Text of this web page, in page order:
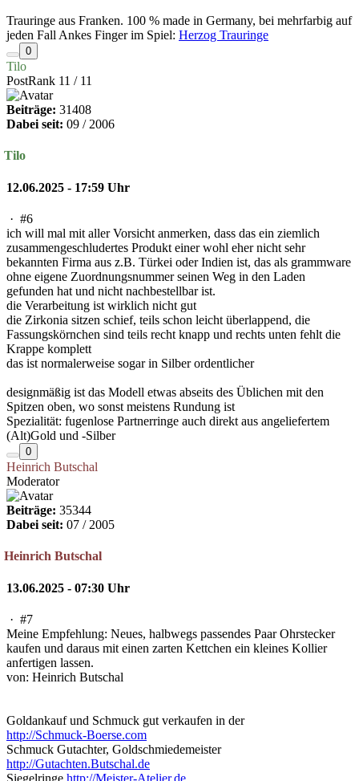
Trauringe aus Franken. 100 % made in Germany, bei mehrfarbig auf
jeden Fall Ankes Finger im Spiel: Herzog Trauringe
0
Tilo
PostRank 11 / 11
Beiträge: 31408
Dabei seit: 09 / 2006
Tilo
12.06.2025 - 17:59 Uhr
· #6
ich will mal mit aller Vorsicht anmerken, dass das ein ziemlich
zusammengeschludertes Produkt einer wohl eher nicht sehr
bekannten Firma aus z.B. Türkei oder Indien ist, das als grammware
ohne eigene Zuordnungsnummer seinen Weg in den Laden
gefunden hat und nicht nachbestellbar ist.
die Verarbeitung ist wirklich nicht gut
die Zirkonia sitzen schief, teils schon leicht überlappend, die
Fassungskörnchen sind teils recht knapp und rechts unten fehlt die
Krappe komplett
das ist normalerweise sogar in Silber ordentlicher
designmäßig ist das Modell etwas abseits des Üblichen mit den
Spitzen oben, wo sonst meistens Rundung ist
Spezialität: fugenlose Partnerringe auch direkt aus angeliefertem
(Alt)Gold und -Silber
0
Heinrich Butschal
Moderator
Beiträge: 35344
Dabei seit: 07 / 2005
Heinrich Butschal
13.06.2025 - 07:30 Uhr
· #7
Meine Empfehlung: Neues, halbwegs passendes Paar Ohrstecker
kaufen und daraus mit einen zarten Kettchen ein kleines Kollier
anfertigen lassen.
von: Heinrich Butschal
Goldankauf und Schmuck gut verkaufen in der
http://Schmuck-Boerse.com
Schmuck Gutachter, Goldschmiedemeister
http://Gutachten.Butschal.de
Siegelringe http://Meister-Atelier.de